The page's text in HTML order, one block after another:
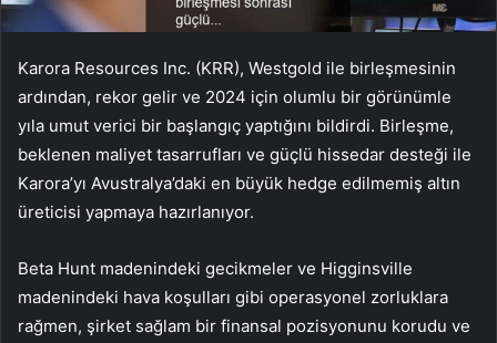
Karora Resources Inc. (KRR), Westgold ile birleşmesinin
ardından, rekor gelir ve 2024 için olumlu bir görünümle
yıla umut verici bir başlangıç yaptığını bildirdi. Birleşme,
beklenen maliyet tasarrufları ve güçlü hissedar desteği ile
Karora’yı Avustralya’daki en büyük hedge edilmemiş altın
üreticisi yapmaya hazırlanıyor.
Beta Hunt madenindeki gecikmeler ve Higginsville
madenindeki hava koşulları gibi operasyonel zorluklara
rağmen, şirket sağlam bir finansal pozisyonunu korudu ve